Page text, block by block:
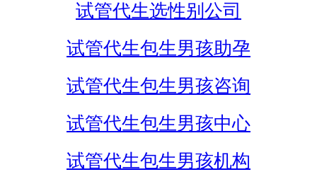
试管代生选性别公司
试管代生包生男孩助孕
试管代生包生男孩咨询
试管代生包生男孩中心
试管代生包生男孩机构